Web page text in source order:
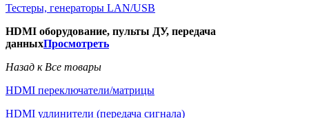
Тестеры, генераторы LAN/USB
HDMI оборудование, пульты ДУ, передача
данныхПросмотреть
Назад к Все товары
HDMI переключатели/матрицы
HDMI удлинители (передача сигнала)